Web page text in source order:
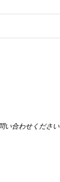
い合わせください